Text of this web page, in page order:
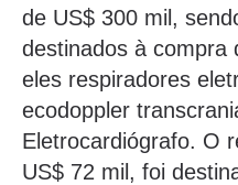
de US$ 300 mil,
destinados à compra
eles respiradores
ecodoppler
Eletrocardiógrafo. O
US$ 72 mil, foi